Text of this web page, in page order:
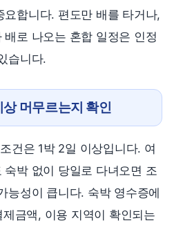
요합니다. 편도만 배를 타거나,
배로 나오는 혼합 일정은 인정
습니다.
머무르는지 확인
건은 1박 2일 이상입니다. 여
숙박 없이 당일로 다녀오면 조
능성이 큽니다. 숙박 영수증에
금액, 이용 지역이 확인되는